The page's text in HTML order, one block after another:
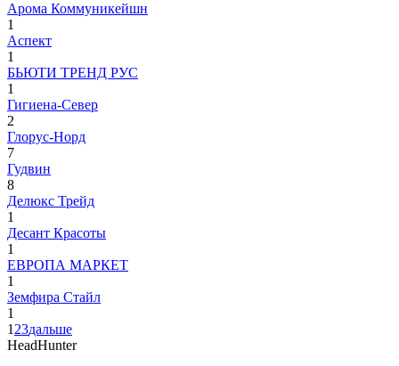
Арома Коммуникейшн
1
Аспект
1
БЬЮТИ ТРЕНД РУС
1
Гигиена-Север
2
Глорус-Норд
7
Гудвин
8
Делюкс Трейд
1
Десант Красоты
1
ЕВРОПА МАРКЕТ
1
Земфира Стайл
1
1 23дальше
HeadHunter